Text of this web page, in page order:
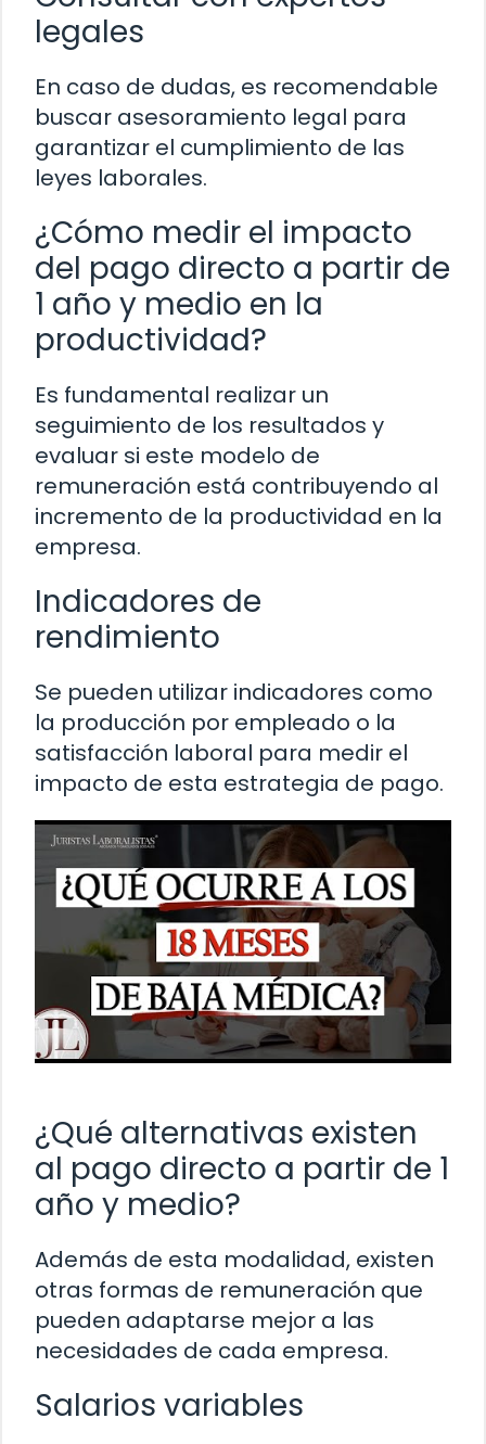
legales
En caso de dudas, es recomendable
buscar asesoramiento legal para
garantizar el cumplimiento de las
leyes laborales.
¿Cómo medir el impacto
del pago directo a partir de
1 año y medio en la
productividad?
Es fundamental realizar un
seguimiento de los resultados y
evaluar si este modelo de
remuneración está contribuyendo al
incremento de la productividad en la
empresa.
Indicadores de
rendimiento
Se pueden utilizar indicadores como
la producción por empleado o la
satisfacción laboral para medir el
impacto de esta estrategia de pago.
¿Qué alternativas existen
al pago directo a partir de 1
año y medio?
Además de esta modalidad, existen
otras formas de remuneración que
pueden adaptarse mejor a las
necesidades de cada empresa.
Salarios variables